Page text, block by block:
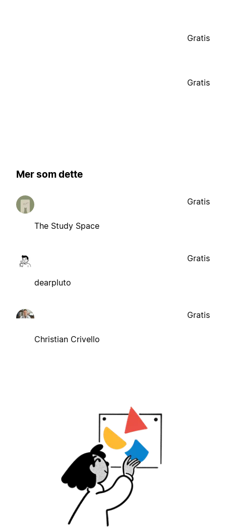
Gratis
Gratis
Mer som dette
The Study Space
Gratis
dearpluto
Gratis
Christian Crivello
Gratis